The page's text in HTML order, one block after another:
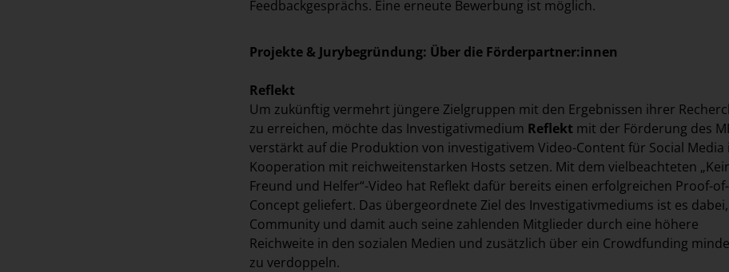
Feedbackgesprächs. Eine erneute Bewerbung ist möglich.
Projekte & Jurybegründung: Über die Förderpartner:innen
Reflekt
Um zukünftig vermehrt jüngere Zielgruppen mit den Ergebnissen ihrer
zu erreichen, möchte das Investigativmedium Reflekt mit der Förderung des
verstärkt auf die Produktion von investigativem Video-Content für Social Media
Kooperation mit reichweitenstarken Hosts setzen. Mit dem vielbeachteten
Freund und Helfer“-Video hat Reflekt dafür bereits einen erfolgreichen Proof-of-
Concept geliefert. Das übergeordnete Ziel des Investigativmediums ist es
Community und damit auch seine zahlenden Mitglieder durch eine höhere
Reichweite in den sozialen Medien und zusätzlich über ein Crowdfunding
zu verdoppeln.